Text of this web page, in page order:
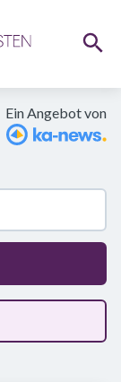
Ein Angebot von